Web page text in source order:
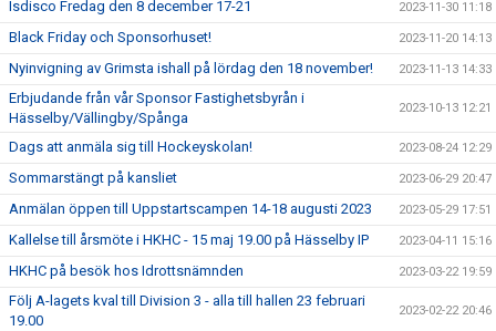
Isdisco Fredag den 8 december 17-21 2023-11-30 11:18
Black Friday och Sponsorhuset! 2023-11-20 14:13
Nyinvigning av Grimsta ishall på lördag den 18 november! 2023-11-13 14:33
Erbjudande från vår Sponsor Fastighetsbyrån i
Hässelby/Vällingby/Spånga
2023-10-13 12:21
Dags att anmäla sig till Hockeyskolan! 2023-08-24 12:29
Sommarstängt på kansliet 2023-06-29 20:47
Anmälan öppen till Uppstartscampen 14-18 augusti 2023 2023-05-29 17:51
Kallelse till årsmöte i HKHC - 15 maj 19.00 på Hässelby IP 2023-04-11 15:16
HKHC på besök hos Idrottsnämnden 2023-03-22 19:59
Följ A-lagets kval till Division 3 - alla till hallen 23 februari
19.00
2023-02-22 20:46